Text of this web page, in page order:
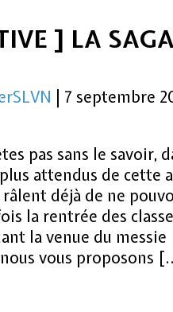
] LA
7 septembre
pas sans le savoir,
attendus de cette
déjà de ne
la rentrée des
la venue du
vous proposons